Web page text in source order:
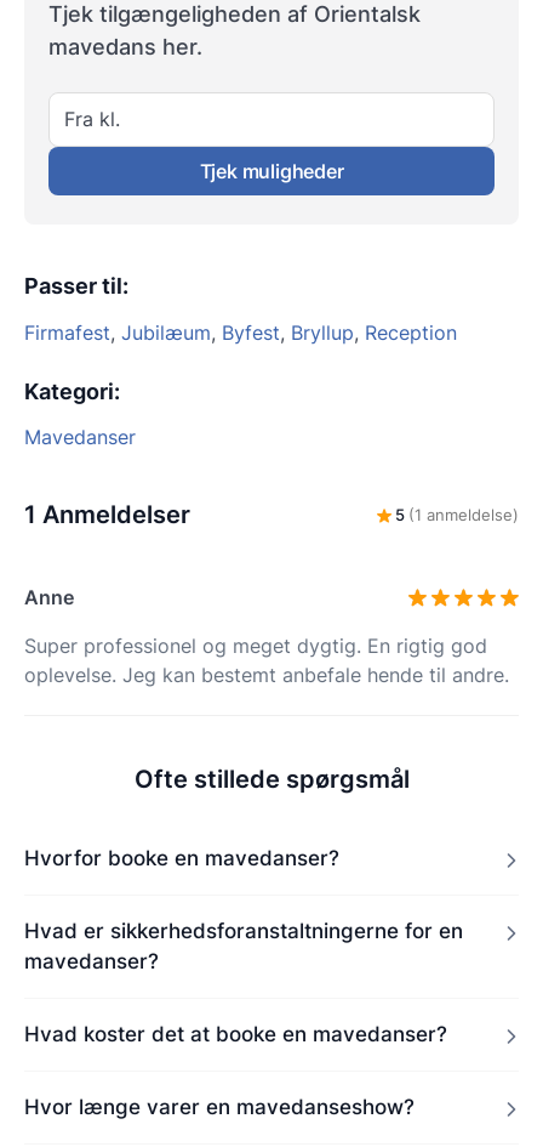
Tjek tilgængeligheden af Orientalsk
mavedans her.
Fra kl.
Tjek muligheder
Passer til:
Firmafest, Jubilæum, Byfest, Bryllup, Reception
Kategori:
Mavedanser
1 Anmeldelser 5 (1 anmeldelse)
Anne
Super professionel og meget dygtig. En rigtig god
oplevelse. Jeg kan bestemt anbefale hende til andre.
Ofte stillede spørgsmål
Hvorfor booke en mavedanser?
Hvad er sikkerhedsforanstaltningerne for en
mavedanser?
Hvad koster det at booke en mavedanser?
Hvor længe varer en mavedanseshow?